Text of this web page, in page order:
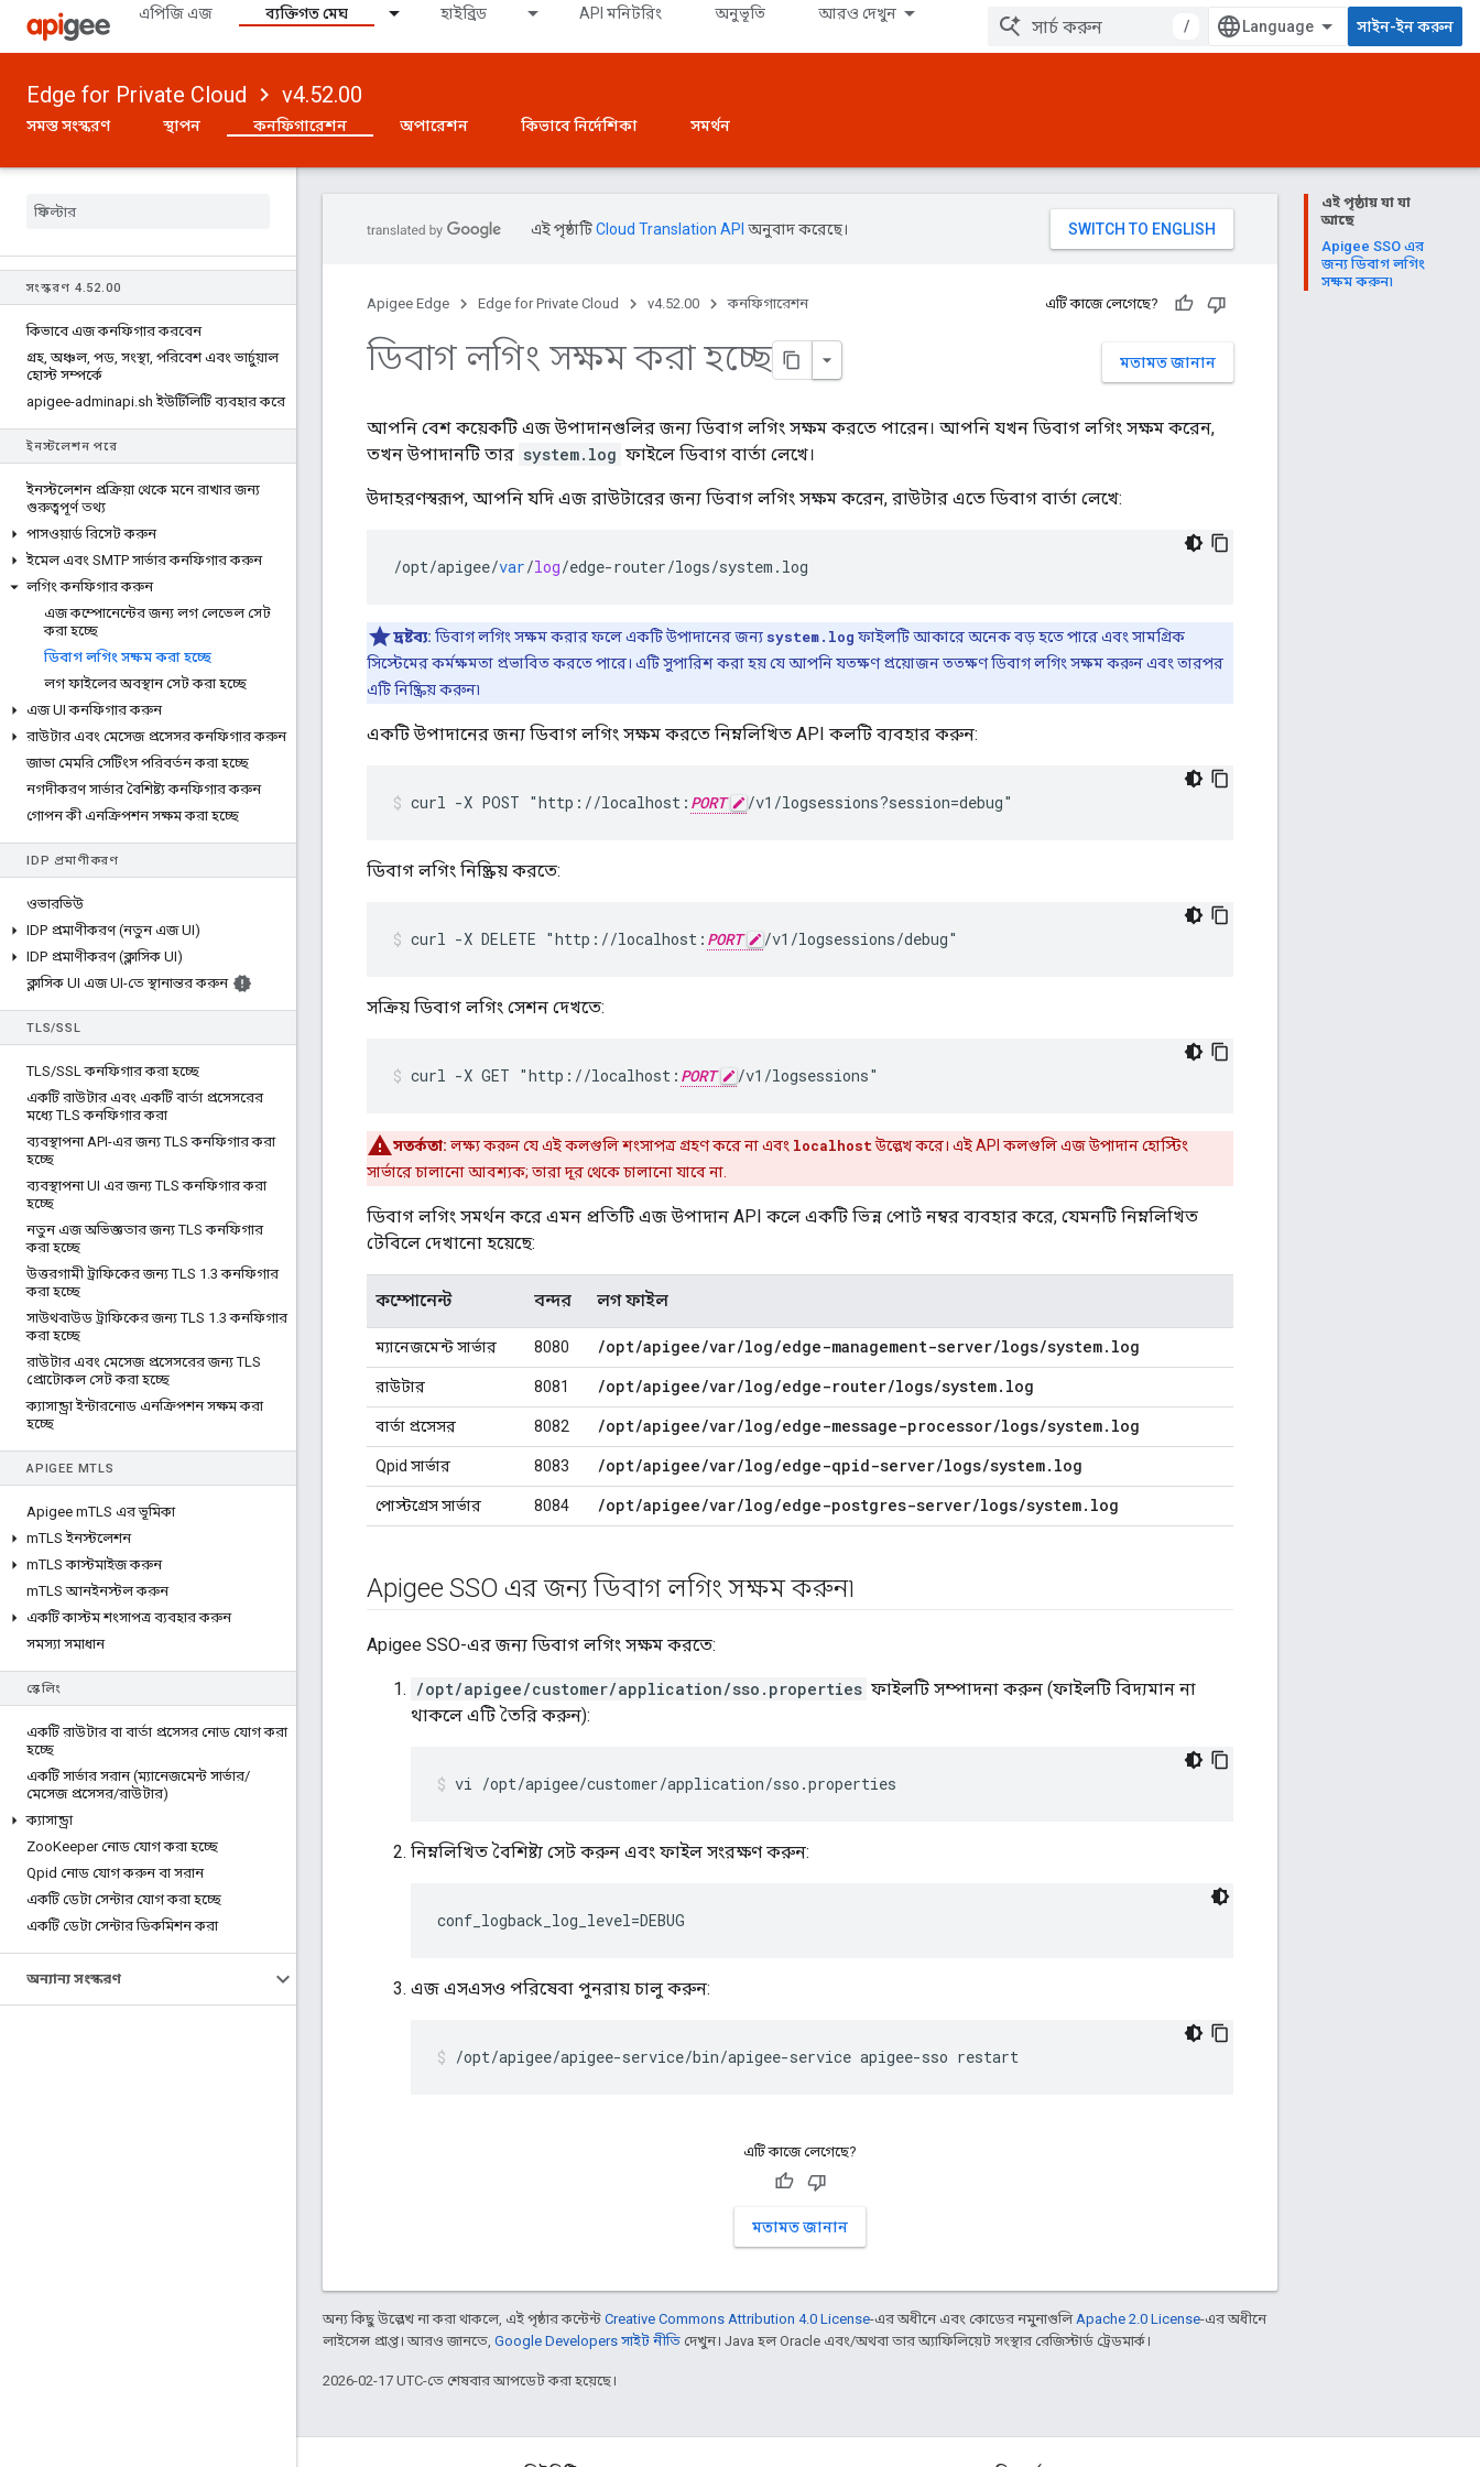
এপিজি এজ ব্যক্তিগত মেঘ হাইব্রিড API মনিটরিং অনুভূতি আরও দেখুন
/ সাইন-ইন করুন
Edge for Private Cloud v4.52.00
সমস্ত সংস্করণ স্থাপন কনফিগারেশন অপারেশন কিভাবে নির্দেশিকা সমর্থন
সংস্করণ 4.52.00
কিভাবে এজ কনফিগার করবেন
গ্রহ, অঞ্চল, পড, সংস্থা, পরিবেশ এবং ভার্চুয়াল
হোস্ট সম্পর্কে
apigee-adminapi.sh ইউটিলিটি ব্যবহার করে
ইনস্টলেশন পরে
ইনস্টলেশন প্রক্রিয়া থেকে মনে রাখার জন্য
গুরুত্বপূর্ণ তথ্য
পাসওয়ার্ড রিসেট করুন
ইমেল এবং SMTP সার্ভার কনফিগার করুন
লগিং কনফিগার করুন
এজ কম্পোনেন্টের জন্য লগ লেভেল সেট
করা হচ্ছে
ডিবাগ লগিং সক্ষম করা হচ্ছে
লগ ফাইলের অবস্থান সেট করা হচ্ছে
এজ UI কনফিগার করুন
রাউটার এবং মেসেজ প্রসেসর কনফিগার করুন
জাভা মেমরি সেটিংস পরিবর্তন করা হচ্ছে
নগদীকরণ সার্ভার বৈশিষ্ট্য কনফিগার করুন
গোপন কী এনক্রিপশন সক্ষম করা হচ্ছে
IDP প্রমাণীকরণ
ওভারভিউ
IDP প্রমাণীকরণ (নতুন এজ UI)
IDP প্রমাণীকরণ (ক্লাসিক UI)
ক্লাসিক UI এজ UI-তে স্থানান্তর করুন
TLS/SSL
TLS/SSL কনফিগার করা হচ্ছে
একটি রাউটার এবং একটি বার্তা প্রসেসরের
মধ্যে TLS কনফিগার করা
ব্যবস্থাপনা API-এর জন্য TLS কনফিগার করা
হচ্ছে
ব্যবস্থাপনা UI এর জন্য TLS কনফিগার করা
হচ্ছে
নতুন এজ অভিজ্ঞতার জন্য TLS কনফিগার
করা হচ্ছে
উত্তরগামী ট্রাফিকের জন্য TLS 1 .3 কনফিগার
করা হচ্ছে
সাউথবাউড ট্রাফিকের জন্য TLS 1 .3 কনফিগার
করা হচ্ছে
রাউটার এবং মেসেজ প্রসেসরের জন্য TLS
প্রোটোকল সেট করা হচ্ছে
ক্যাসান্ড্রা ইন্টারনোড এনক্রিপশন সক্ষম করা
হচ্ছে
APIGEE MTLS
Apigee mTLS এর ভূমিকা
mTLS ইনস্টলেশন
mTLS কাস্টমাইজ করুন
mTLS আনইনস্টল করুন
একটি কাস্টম শংসাপত্র ব্যবহার করুন
সমস্যা সমাধান
স্কেলিং
একটি রাউটার বা বার্তা প্রসেসর নোড যোগ করা
হচ্ছে
একটি সার্ভার সরান (ম্যানেজমেন্ট সার্ভার/
মেসেজ প্রসেসর/রাউটার)
ক্যাসান্ড্রা
ZooKeeper নোড যোগ করা হচ্ছে
Qpid নোড যোগ করুন বা সরান
একটি ডেটা সেন্টার যোগ করা হচ্ছে
একটি ডেটা সেন্টার ডিকমিশন করা
অন্যান্য সংস্করণ
এই পৃষ্ঠায় যা যা
আছে
Apigee SSO এর
জন্য ডিবাগ লগিং
সক্ষম করুন৷
এই পৃষ্ঠাটিCloud Translation API অনুবাদ করেছে।
Apigee Edge Edge for Private Cloud v4.52.00 কনফিগারেশন এটি কাজে লেগেছে?
মতামত জানান
ডিবাগ লগিং সক্ষম করা হচ্ছে
আপনি বেশ কয়েকটি এজ উপাদানগুলির জন্য ডিবাগ লগিং সক্ষম করতে পারেন। আপনি যখন ডিবাগ লগিং সক্ষম করেন,
তখন উপাদানটি তার system.log ফাইলে ডিবাগ বার্তা লেখে।
উদাহরণস্বরূপ, আপনি যদি এজ রাউটারের জন্য ডিবাগ লগিং সক্ষম করেন, রাউটার এতে ডিবাগ বার্তা লেখে:
/opt/apigee/var/log/edge-router/logs/system . log
দ্রষ্টব্য: ডিবাগ লগিং সক্ষম করার ফলে একটি উপাদানের জন্য system.log ফাইলটি আকারে অনেক বড় হতে পারে এবং সামগ্রিক
সিস্টেমের কর্মক্ষমতা প্রভাবিত করতে পারে। এটি সুপারিশ করা হয় যে আপনি যতক্ষণ প্রয়োজন ততক্ষণ ডিবাগ লগিং সক্ষম করুন এবং তারপর
এটি নিষ্ক্রিয় করুন৷
একটি উপাদানের জন্য ডিবাগ লগিং সক্ষম করতে নিম্নলিখিত API কলটি ব্যবহার করুন:
curl -X POST "http://localhost: PORT /v1/logsessions?session=debug"
ডিবাগ লগিং নিষ্ক্রিয় করতে:
curl -X DELETE "http://localhost: PORT /v1/logsessions/debug"
সক্রিয় ডিবাগ লগিং সেশন দেখতে:
curl -X GET "http://localhost: PORT /v1/logsessions"
সতর্কতা: লক্ষ্য করুন যে এই কলগুলি শংসাপত্র গ্রহণ করে না এবং localhostউল্লেখ করে। এই API কলগুলি এজ উপাদান হোস্টিং
সার্ভারে চালানো আবশ্যক; তারা দূর থেকে চালানো যাবে না.
ডিবাগ লগিং সমর্থন করে এমন প্রতিটি এজ উপাদান API কলে একটি ভিন্ন পোর্ট নম্বর ব্যবহার করে, যেমনটি নিম্নলিখিত
টেবিলে দেখানো হয়েছে:
কম্পোনেন্ট বন্দর লগ ফাইল
ম্যানেজমেন্ট সার্ভার 8080 /opt/apigee/var/log/edge-management-server/logs/system. log
রাউটার 8081 /opt/apigee/var/log/edge-router/logs/system. log
বার্তা প্রসেসর 8082 /opt/apigee/var/log/edge-message-processor/logs/system. log
Qpid সার্ভার 8083 /opt/apigee/var/log/edge-qpid-server/logs/system. log
পোস্টগ্রেস সার্ভার 8084 /opt/apigee/var/log/edge-postgres-server/logs/system. log
Apigee SSO এর জন্য ডিবাগ লগিং সক্ষম করুন৷
Apigee SSO-এর জন্য ডিবাগ লগিং সক্ষম করতে:
/opt/apigee/customer/application/sso.properties ফাইলটি সম্পাদনা করুন (ফাইলটি বিদ্যমান না
থাকলে এটি তৈরি করুন):
vi /opt/apigee/customer/application/sso.properties
নিম্নলিখিত বৈশিষ্ট্য সেট করুন এবং ফাইল সংরক্ষণ করুন:
conf_logback_log_level=DEBUG
এজ এসএসও পরিষেবা পুনরায় চালু করুন:
/opt/apigee/apigee-service/bin/apigee-service apigee-sso restart
এটি কাজে লেগেছে?
মতামত জানান
অন্য কিছু উল্লেখ না করা থাকলে, এই পৃষ্ঠার কন্টেন্ট Creative Commons Attribution 4.0 License-এর অধীনে এবং কোডের নমুনাগুলিApache 2.0 License-এর অধীনে
লাইসেন্স প্রাপ্ত। আরও জানতে, Google Developers সাইট নীতি দেখুন। Java হল Oracle এবং/অথবা তার অ্যাফিলিয়েট সংস্থার রেজিস্টার্ড ট্রেডমার্ক।
2026-02-17 UTC-তে শেষবার আপডেট করা হয়েছে।